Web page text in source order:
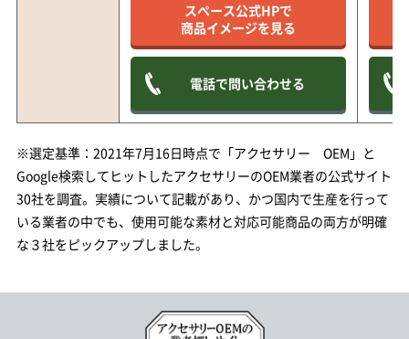
スペース公式HPで
商品イメージを見る
電話で問い合わせる
※選定基準：2021年7月16日時点で「アクセサリー OEM」と
Google検索してヒットしたアクセサリーのOEM業者の公式サイト
30社を調査。実績について記載があり、かつ国内で生産を行って
いる業者の中でも、使用可能な素材と対応可能商品の両方が明確
な３社をピックアップしました。